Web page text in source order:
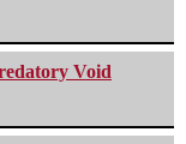
Void